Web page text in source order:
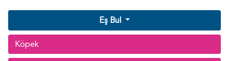
Eş Bul
Köpek